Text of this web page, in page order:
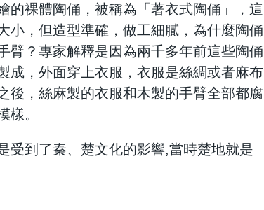
的裸體陶俑，被稱為「著衣式陶俑」，這
小，但造型準確，做工細膩，為什麼陶俑
臂？專家解釋是因為兩千多年前這些陶俑
成，外面穿上衣服，衣服是絲綢或者麻布
後，絲麻製的衣服和木製的手臂全部都腐
樣。
受到了秦、楚文化的影響,當時楚地就是